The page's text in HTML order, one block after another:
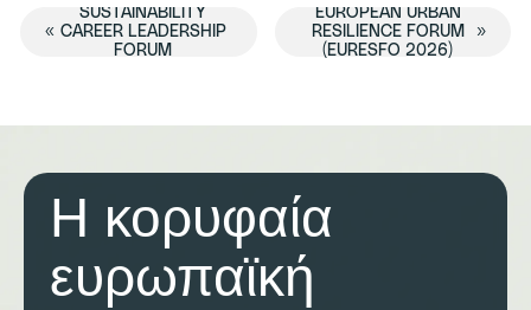
Εκδήλωση
«
SUSTAINABILITY
CAREER LEADERSHIP
FORUM
EUROPEAN URBAN
RESILIENCE FORUM
(EURESFO 2026)
»
Η κορυφαία
ευρωπαϊκή